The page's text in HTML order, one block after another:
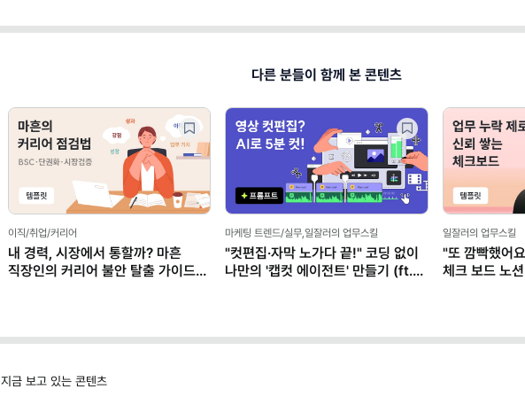
다른 분들이 함께 본 콘텐츠
이직/취업/커리어
내 경력, 시장에서 통할까? 마흔
직장인의 커리어 불안 탈출 가이드
마케팅 트렌드/실무,일잘러의 업무스킬
"컷편집·자막 노가다 끝!" 코딩 없이
나만의 '캡컷 에이전트' 만들기 (ft.
일잘러의 업무스킬
"또 깜빡했어
체크 보드 노
지금 보고 있는 콘텐츠